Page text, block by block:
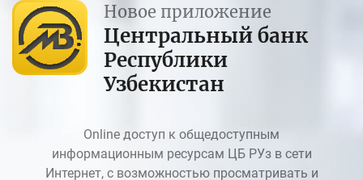
Новое приложение
Центральный банк
Республики
Узбекистан
Online доступ к общедоступным
информационным ресурсам ЦБ РУз в сети
Интернет, с возможностью просматривать и